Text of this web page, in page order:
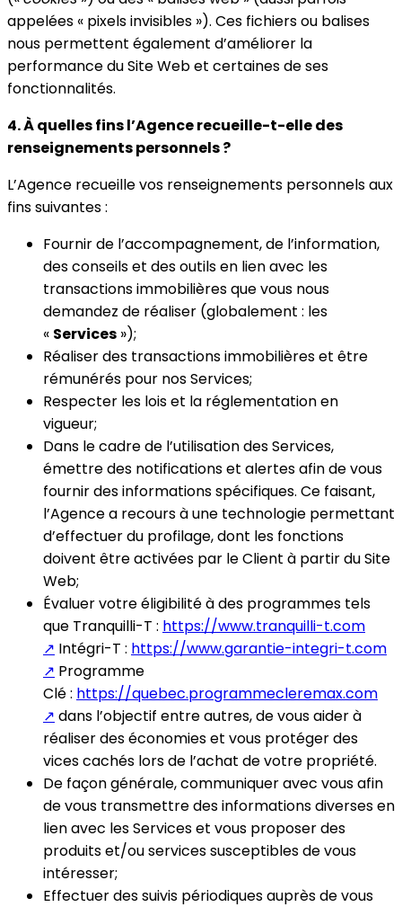
appelées « pixels invisibles »). Ces fichiers ou balises
nous permettent également d’améliorer la
performance du Site Web et certaines de ses
fonctionnalités.
4. À quelles fins l’Agence recueille-t-elle des
renseignements personnels ?
L’Agence recueille vos renseignements personnels aux
fins suivantes :
Fournir de l’accompagnement, de l’information,
des conseils et des outils en lien avec les
transactions immobilières que vous nous
demandez de réaliser (globalement : les
« Services »);
Réaliser des transactions immobilières et être
rémunérés pour nos Services;
Respecter les lois et la réglementation en
vigueur;
Dans le cadre de l’utilisation des Services,
émettre des notifications et alertes afin de vous
fournir des informations spécifiques. Ce faisant,
l’Agence a recours à une technologie permettant
d’effectuer du profilage, dont les fonctions
doivent être activées par le Client à partir du Site
Web;
Évaluer votre éligibilité à des programmes tels
que Tranquilli-T : https://www.tranquilli-t.com
↗ Intégri-T : https://www.garantie-integri-t.com
↗ Programme
Clé : https://quebec.programmecleremax.com
↗ dans l’objectif entre autres, de vous aider à
réaliser des économies et vous protéger des
vices cachés lors de l’achat de votre propriété.
De façon générale, communiquer avec vous afin
de vous transmettre des informations diverses en
lien avec les Services et vous proposer des
produits et/ou services susceptibles de vous
intéresser;
Effectuer des suivis périodiques auprès de vous